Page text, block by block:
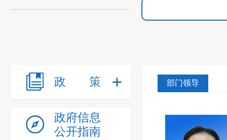
政策
政府信息
公开指南
部门领导